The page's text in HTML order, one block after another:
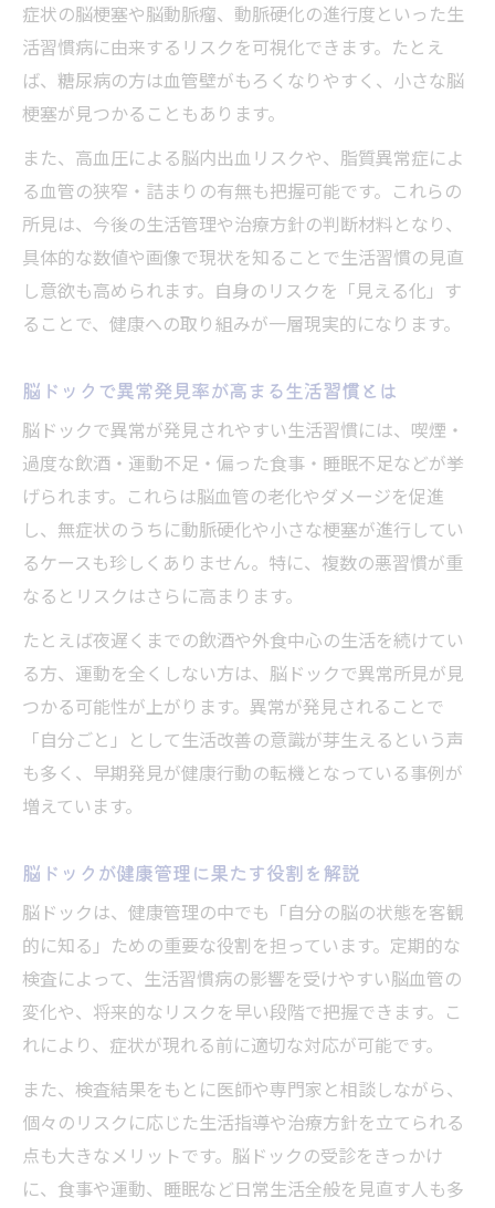
症状の脳梗塞や脳動脈瘤、動脈硬化の進行度といった生
活習慣病に由来するリスクを可視化できます。たとえ
ば、糖尿病の方は血管壁がもろくなりやすく、小さな脳
梗塞が見つかることもあります。
また、高血圧による脳内出血リスクや、脂質異常症によ
る血管の狭窄・詰まりの有無も把握可能です。これらの
所見は、今後の生活管理や治療方針の判断材料となり、
具体的な数値や画像で現状を知ることで生活習慣の見直
し意欲も高められます。自身のリスクを「見える化」す
ることで、健康への取り組みが一層現実的になります。
脳ドックで異常発見率が高まる生活習慣とは
脳ドックで異常が発見されやすい生活習慣には、喫煙・
過度な飲酒・運動不足・偏った食事・睡眠不足などが挙
げられます。これらは脳血管の老化やダメージを促進
し、無症状のうちに動脈硬化や小さな梗塞が進行してい
るケースも珍しくありません。特に、複数の悪習慣が重
なるとリスクはさらに高まります。
たとえば夜遅くまでの飲酒や外食中心の生活を続けてい
る方、運動を全くしない方は、脳ドックで異常所見が見
つかる可能性が上がります。異常が発見されることで
「自分ごと」として生活改善の意識が芽生えるという声
も多く、早期発見が健康行動の転機となっている事例が
増えています。
脳ドックが健康管理に果たす役割を解説
脳ドックは、健康管理の中でも「自分の脳の状態を客観
的に知る」ための重要な役割を担っています。定期的な
検査によって、生活習慣病の影響を受けやすい脳血管の
変化や、将来的なリスクを早い段階で把握できます。こ
れにより、症状が現れる前に適切な対応が可能です。
また、検査結果をもとに医師や専門家と相談しながら、
個々のリスクに応じた生活指導や治療方針を立てられる
点も大きなメリットです。脳ドックの受診をきっかけ
に、食事や運動、睡眠など日常生活全般を見直す人も多